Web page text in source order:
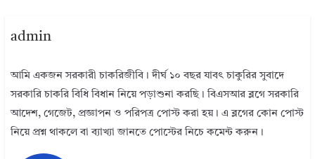
admin
আমি একজন সরকারী চাকরিজীবি। দীর্ঘ ১০ বছর যাবৎ চাকুরির সুবাদে
সরকারি চাকরি বিধি বিধান নিয়ে পড়াশুনা করছি। বিএসআর ব্লগে সরকারি
আদেশ, গেজেট, প্রজ্ঞাপন ও পরিপত্র পোস্ট করা হয়। এ ব্লগের কোন পোস্ট
নিয়ে প্রশ্ন থাকলে বা ব্যাখ্যা জানতে পোস্টের নিচে কমেন্ট করুন।